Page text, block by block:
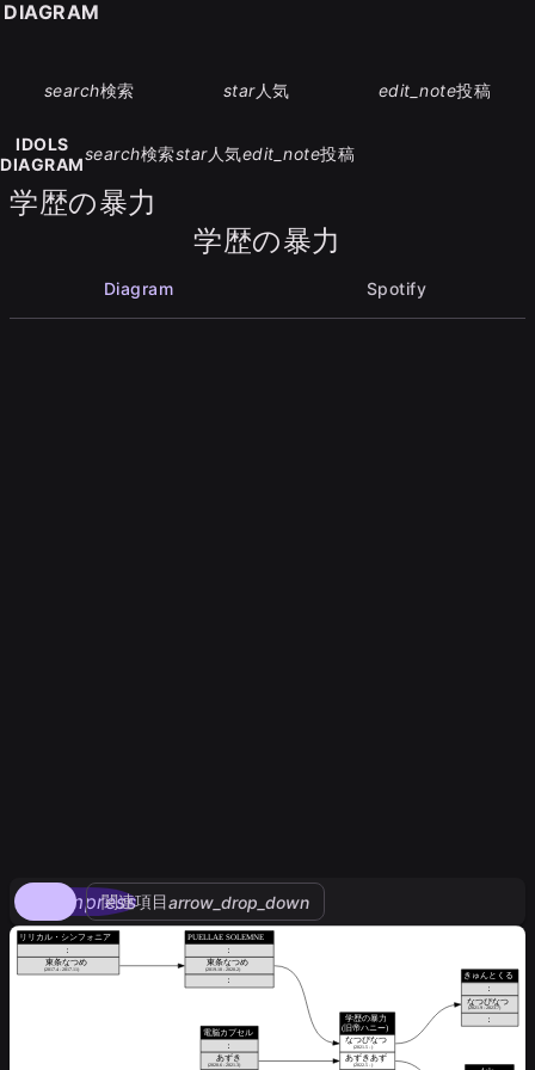
search検索 star人気 edit_note投稿
IDOLS
DIAGRAM
search検索star人気edit_note投稿
学歴の暴力
学歴の暴力
Diagram Spotify
compress
関連項目arrow_drop_down